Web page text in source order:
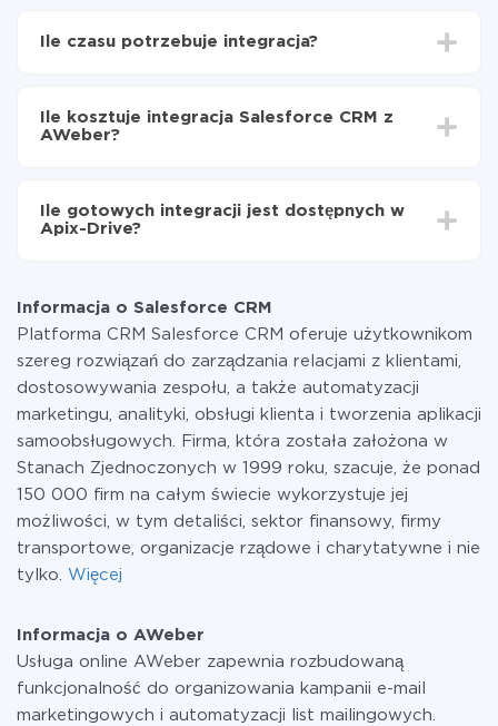
AWeber
Salesforce CRM do AWeber
Ile czasu potrzebuje integracja?
od 5 do 30 minut. Konfiguracja zajmuje średnio 10-15
minut.
Ile kosztuje integracja Salesforce CRM z
AWeber?
Płacisz tylko za ilość danych, która faktycznie jest
przekazywana z jednego z Twoich systemów do
w razie potrzeby przełączyć się na płatną. Więcej
informacji otaryfach.
Ile gotowych integracji jest dostępnych w
Apix-Drive?
Informacja o Salesforce CRM
Platforma CRM Salesforce CRM oferuje użytkownikom
szereg rozwiązań do zarządzania relacjami z klientami,
dostosowywania zespołu, a także automatyzacji
marketingu, analityki, obsługi klienta i tworzenia aplikacji
samoobsługowych. Firma, która została założona w
Stanach Zjednoczonych w 1999 roku, szacuje, że ponad
150 000 firm na całym świecie wykorzystuje jej
możliwości, w tym detaliści, sektor finansowy, firmy
transportowe, organizacje rządowe i charytatywne i nie
tylko. Więcej
Informacja o AWeber
Usługa online AWeber zapewnia rozbudowaną
funkcjonalność do organizowania kampanii e-mail
marketingowych i automatyzacji list mailingowych.